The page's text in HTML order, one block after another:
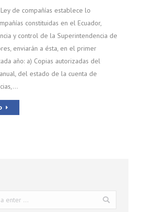
de compañías establece lo
constituidas en el Ecuador,
y control de la Superintendencia de
enviarán a ésta, en el primer
año: a) Copias autorizadas del
del estado de la cuenta de